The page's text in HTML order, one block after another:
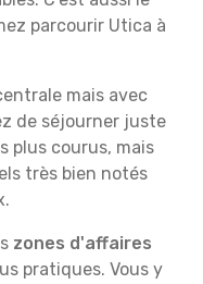
parcourir Utica à
mais avec
de séjourner juste
plus courus, mais
très bien notés
zones d'affaires
pratiques. Vous y